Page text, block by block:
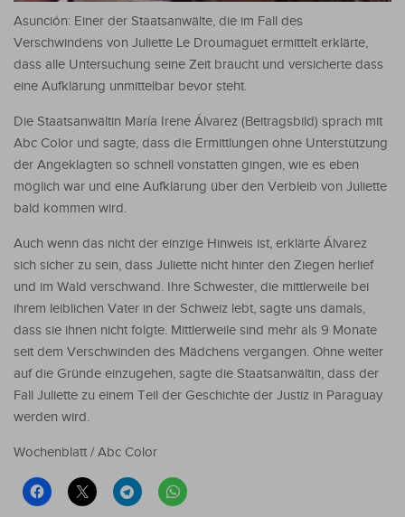
Asunción: Einer der Staatsanwälte, die im Fall des
Verschwindens von Juliette Le Droumaguet ermittelt erklärte,
dass alle Untersuchung seine Zeit braucht und versicherte dass
eine Aufklärung unmittelbar bevor steht.
Die Staatsanwältin María Irene Álvarez (Beitragsbild) sprach mit
Abc Color und sagte, dass die Ermittlungen ohne Unterstützung
der Angeklagten so schnell vonstatten gingen, wie es eben
möglich war und eine Aufklärung über den Verbleib von Juliette
bald kommen wird.
Auch wenn das nicht der einzige Hinweis ist, erklärte Álvarez
sich sicher zu sein, dass Juliette nicht hinter den Ziegen herlief
und im Wald verschwand. Ihre Schwester, die mittlerweile bei
ihrem leiblichen Vater in der Schweiz lebt, sagte uns damals,
dass sie ihnen nicht folgte. Mittlerweile sind mehr als 9 Monate
seit dem Verschwinden des Mädchens vergangen. Ohne weiter
auf die Gründe einzugehen, sagte die Staatsanwältin, dass der
Fall Juliette zu einem Teil der Geschichte der Justiz in Paraguay
werden wird.
Wochenblatt / Abc Color